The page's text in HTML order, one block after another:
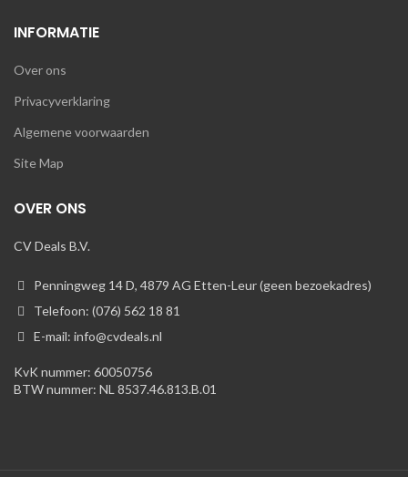
INFORMATIE
Over ons
Privacyverklaring
Algemene voorwaarden
Site Map
OVER ONS
CV Deals B.V.
Penningweg 14 D, 4879 AG Etten-Leur (geen bezoekadres)
Telefoon: (076) 562 18 81
E-mail: info@cvdeals.nl
KvK nummer: 60050756
BTW nummer: NL 8537.46.813.B.01